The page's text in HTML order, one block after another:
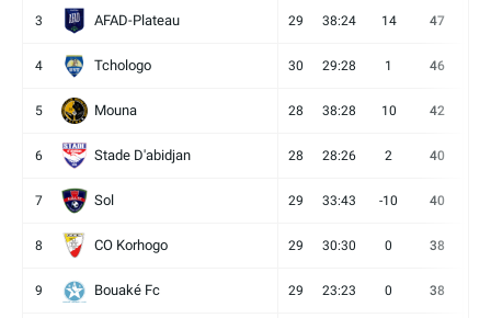
3 AFAD-Plateau 29 38:24 14 47
4 Tchologo 30 29:28 1 46
5 Mouna 28 38:28 10 42
6 Stade D'abidjan 28 28:26 2 40
7 Sol 29 33:43 -10 40
8 CO Korhogo 29 30:30 0 38
9 Bouaké Fc 29 23:23 0 38